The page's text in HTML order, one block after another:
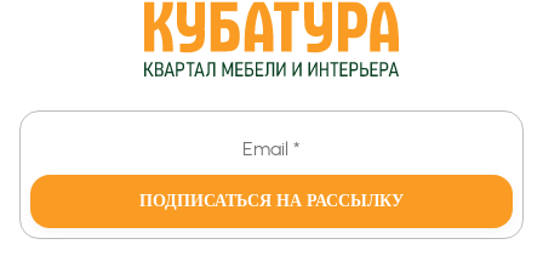
ПОДПИСАТЬСЯ НА РАССЫЛКУ